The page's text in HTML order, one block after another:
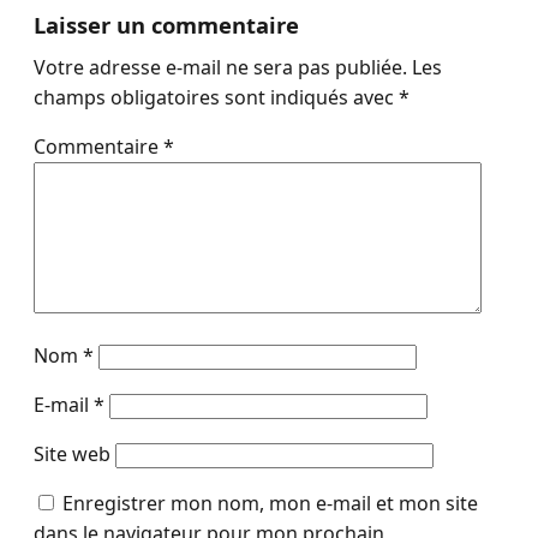
Laisser un commentaire
Votre adresse e-mail ne sera pas publiée. Les
champs obligatoires sont indiqués avec *
Commentaire*
Nom *
E-mail *
Site web
Enregistrer mon nom, mon e-mail et mon site
dans le navigateur pour mon prochain